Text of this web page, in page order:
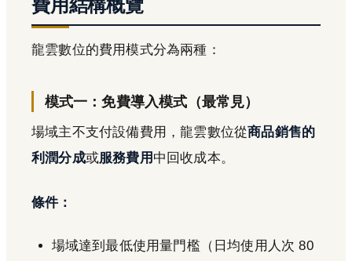
龍雲數位的費用模式分為兩種：
模式一：免費導入模式（最常見）
場域主不支付設備費用，龍雲數位從商品銷售的
利潤分成或服務費用 中回收成本。
條件：
場域達到最低使用量門檻（日均使用人次 80